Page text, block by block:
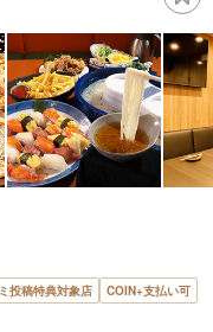
投稿特典対象店
COIN+支払い可